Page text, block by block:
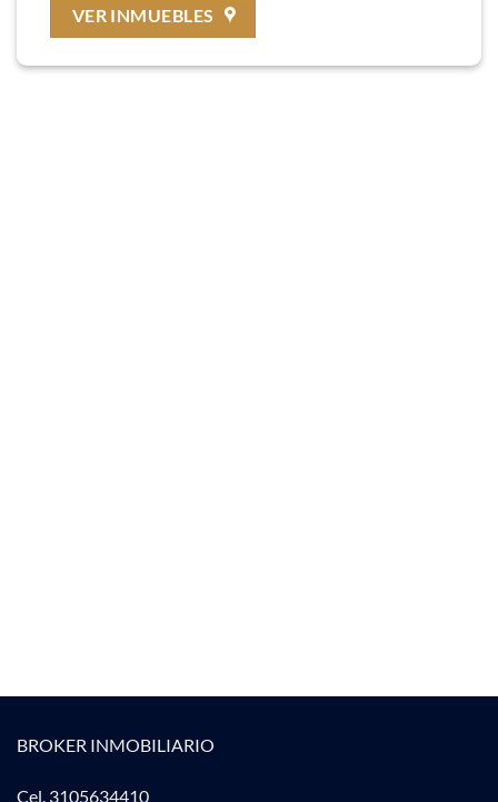
VER INMUEBLES
BROKER INMOBILIARIO
Cel. 3105634410